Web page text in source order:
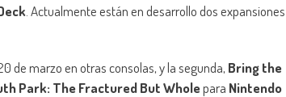
. Actualmente están en desarrollo dos expansiones
de marzo en otras consolas, y la segunda, Bring the
Park: The Fractured But Wholepara Nintendo